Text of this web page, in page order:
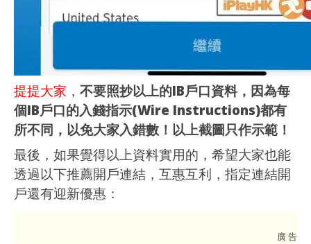
提提大家 ， 不要照抄以上的IB戶口資料，因為每
個IB戶口的入錢指示(Wire Instructions)都有
所不同，以免大家入錯數！以上截圖只作示範！
最後，如果覺得以上資料實用的，希望大家也能
透過以下推薦開戶連結，互惠互利，指定連結開
戶還有迎新優惠：
廣 告